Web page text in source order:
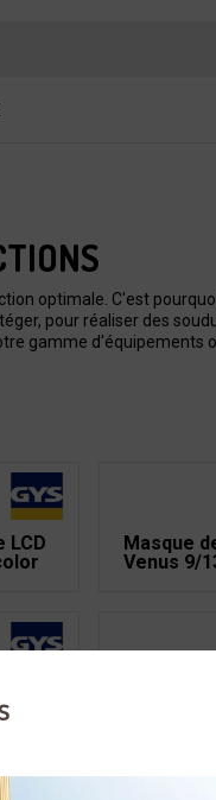
optimale. C'est
pour réaliser des
gamme
LCD
Masque
Venus 9/
x 50